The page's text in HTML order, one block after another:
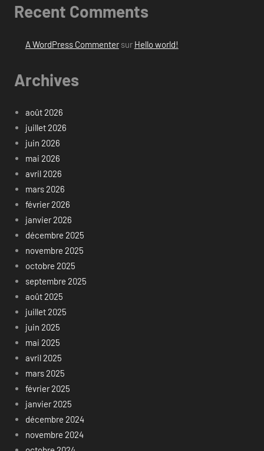
Recent Comments
A WordPress Commentersur Hello world!
Archives
août 2026
juillet 2026
juin 2026
mai 2026
avril 2026
mars 2026
février 2026
janvier 2026
décembre 2025
novembre 2025
octobre 2025
septembre 2025
août 2025
juillet 2025
juin 2025
mai 2025
avril 2025
mars 2025
février 2025
janvier 2025
décembre 2024
novembre 2024